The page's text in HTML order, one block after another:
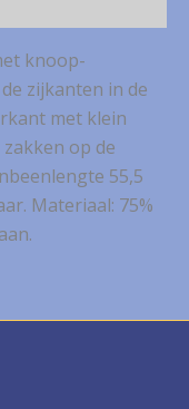
knoop-
zijkanten in de
met klein
op de
55,5
Materiaal: 75%